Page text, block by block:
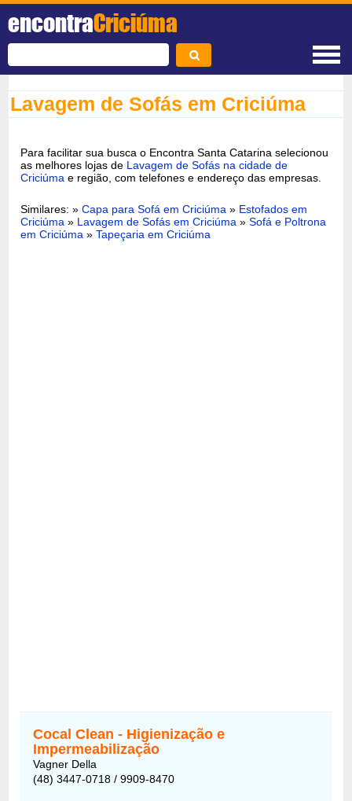
encontraCriciúma
Lavagem de Sofás em Criciúma
Para facilitar sua busca o Encontra Santa Catarina selecionou
as melhores lojas de Lavagem de Sofás na cidade de
Criciúma e região, com telefones e endereço das empresas.
Similares: »Capa para Sofá em Criciúma » Estofados em
Criciúma » Lavagem de Sofás em Criciúma »Sofá e Poltrona
em Criciúma »Tapeçaria em Criciúma
Cocal Clean - Higienização e
Impermeabilização
Vagner Della
(48) 3447-0718 / 9909-8470